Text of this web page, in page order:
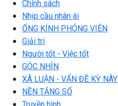
Chính sách
Nhịp cầu nhân ái
ỐNG KÍNH PHÓNG VIÊN
Giải trí
Người tốt - Việc tốt
GÓC NHÌN
XÃ LUẬN - VẤN ĐỀ KỲ NÀY
NỀN TẢNG SỐ